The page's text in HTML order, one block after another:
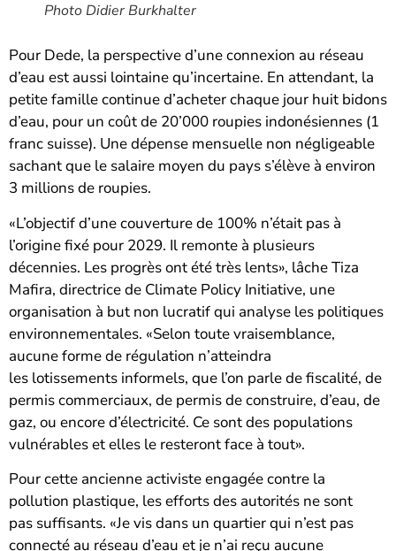
Photo Didier Burkhalter
Pour Dede, la perspective d’une connexion au réseau
d’eau est aussi lointaine qu’incertaine. En attendant, la
petite famille continue d’acheter chaque jour huit bidons
d’eau, pour un coût de 20’000 roupies indonésiennes (1
franc suisse). Une dépense mensuelle non négligeable
sachant que le salaire moyen du pays s’élève à environ
3 millions de roupies.
«L’objectif d’une couverture de 100% n’était pas à
l’origine fixé pour 2029. Il remonte à plusieurs
décennies. Les progrès ont été très lents», lâche Tiza
Mafira, directrice de Climate Policy Initiative, une
organisation à but non lucratif qui analyse les politiques
environnementales. «Selon toute vraisemblance,
aucune forme de régulation n’atteindra
les lotissements informels, que l’on parle de fiscalité, de
permis commerciaux, de permis de construire, d’eau, de
gaz, ou encore d’électricité. Ce sont des populations
vulnérables et elles le resteront face à tout».
Pour cette ancienne activiste engagée contre la
pollution plastique, les efforts des autorités ne sont
pas suffisants. «Je vis dans un quartier qui n’est pas
connecté au réseau d’eau et je n’ai reçu aucune